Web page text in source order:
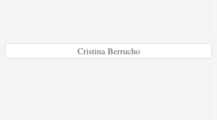
Cristina Berrucho